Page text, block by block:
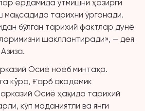
ёрдамида ўтмишни ҳозирги
тарихни ўрганади.
бўлган тарихий фактлар дунё
шакллантиради», — дея
Осиё ноёб минтақа.
кўра, Ғарб академик
Осиё ҳақида тарихий
кўп маданиятли ва янги